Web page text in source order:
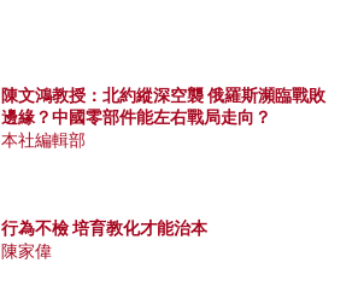
陳文鴻教授：北約縱深空襲 俄羅斯瀕臨戰敗
邊緣？中國零部件能左右戰局走向？
本社編輯部
行為不檢 培育教化才能治本
陳家偉